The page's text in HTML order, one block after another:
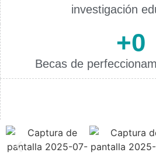
investigación
Becas de
+0